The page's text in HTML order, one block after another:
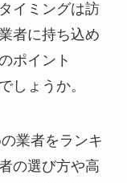
イミングは訪
者に持ち込め
ポイント
しょうか。
業者をランキ
の選び方や高